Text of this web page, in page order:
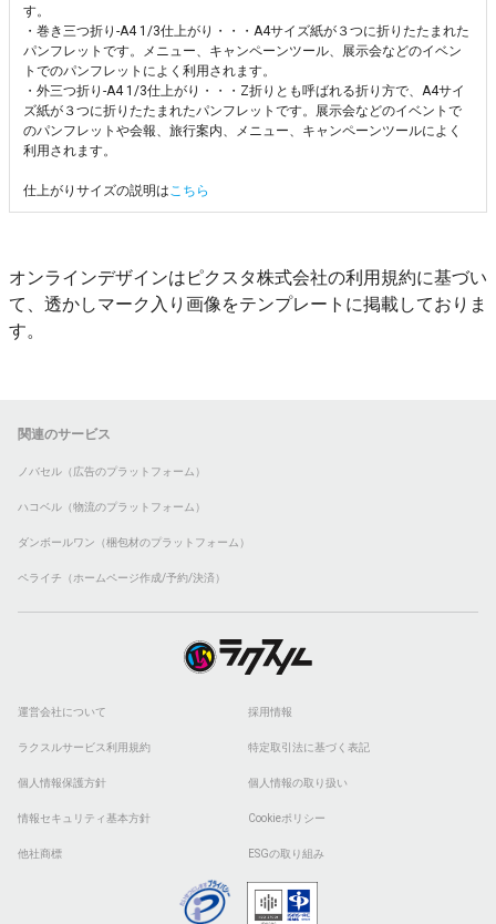
す。
・巻き三つ折り-A4 1/3仕上がり・・・A4サイズ紙が３つに折りたたまれた
パンフレットです。メニュー、キャンペーンツール、展示会などのイベン
トでのパンフレットによく利用されます。
・外三つ折り-A4 1/3仕上がり・・・Z折りとも呼ばれる折り方で、A4サイ
ズ紙が３つに折りたたまれたパンフレットです。展示会などのイベントで
のパンフレットや会報、旅行案内、メニュー、キャンペーンツールによく
利用されます。
仕上がりサイズの説明はこちら
オンラインデザインはピクスタ株式会社の利用規約に基づい
て、透かしマーク入り画像をテンプレートに掲載しておりま
す。
関連のサービス
ノバセル（広告のプラットフォーム）
ハコベル（物流のプラットフォーム）
ダンボールワン（梱包材のプラットフォーム）
ペライチ（ホームページ作成/予約/決済）
運営会社について 採用情報
ラクスルサービス利用規約 特定取引法に基づく表記
個人情報保護方針 個人情報の取り扱い
情報セキュリティ基本方針 Cookieポリシー
他社商標 ESGの取り組み